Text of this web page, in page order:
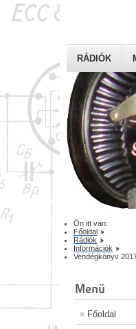
RÁDIÓK
Ön itt van:
Főoldal
Rádiók
Információk
Vendégkönyv
Menü
Főoldal